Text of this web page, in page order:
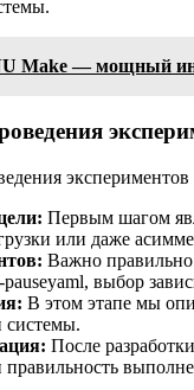
Make — мощный
Первым шагом
или даже
Важно правильно
выбор
В этом этапе мы
системы.
После
правильность